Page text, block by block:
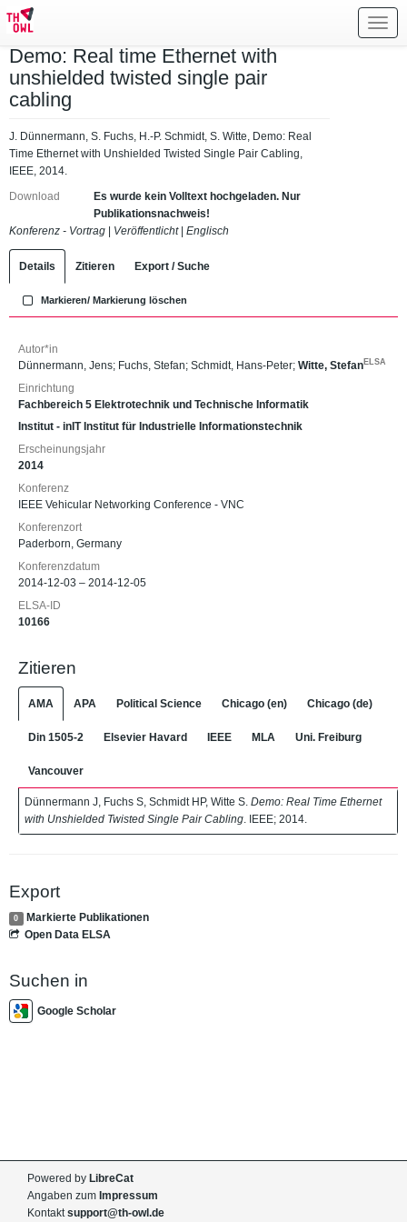
Demo: Real time Ethernet with
unshielded twisted single pair
cabling
J. Dünnermann, S. Fuchs, H.-P. Schmidt, S. Witte, Demo: Real
Time Ethernet with Unshielded Twisted Single Pair Cabling,
IEEE, 2014.
Download
Es wurde kein Volltext hochgeladen. Nur
Publikationsnachweis!
Konferenz - Vortrag
Veröffentlicht| Englisch
Details Zitieren Export / Suche
Markieren/ Markierung löschen
Autor*in
Dünnermann, Jens; Fuchs, Stefan; Schmidt, Hans-Peter; Witte, Stefan ELSA
Einrichtung
Fachbereich 5 Elektrotechnik und Technische Informatik
Institut - inIT Institut für Industrielle Informationstechnik
Erscheinungsjahr
2014
Konferenz
IEEE Vehicular Networking Conference - VNC
Konferenzort
Paderborn, Germany
Konferenzdatum
2014-12-03 – 2014-12-05
ELSA-ID
10166
Zitieren
AMA APA Political Science Chicago (en) Chicago (de)
Din 1505-2 Elsevier Havard IEEE MLA Uni. Freiburg
Vancouver
Dünnermann J, Fuchs S, Schmidt HP, Witte S. Demo: Real Time Ethernet
with Unshielded Twisted Single Pair Cabling . IEEE; 2014.
Export
0
Markierte Publikationen
Open Data ELSA
Suchen in
Google Scholar
Powered by LibreCat
Angaben zum Impressum
Kontaktsupport@th-owl.de